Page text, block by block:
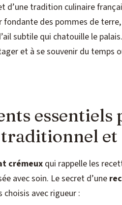
d’une tradition culinaire
fondante des pommes de
subtile qui chatouille le
et à se souvenir du temps
crémeux qui rappelle les
avec soin. Le secret d’une
avec rigueur :